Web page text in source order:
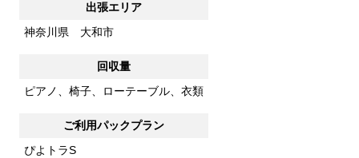
出張エリア
神奈川県 大和市
回収量
ピアノ、椅子、ローテーブル、衣類
ご利用パックプラン
ぴよトラS